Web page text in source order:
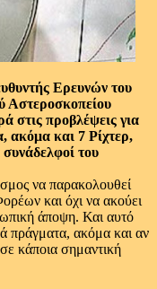
Ερευνών του
Αστεροσκοπείου
στις προβλέψεις για
ακόμα και 7 Ρίχτερ,
συνάδελφοί του
να παρακολουθεί
και όχι να ακούει
άποψη. Και αυτό
πράγματα, ακόμα και αν
κάποια σημαντική